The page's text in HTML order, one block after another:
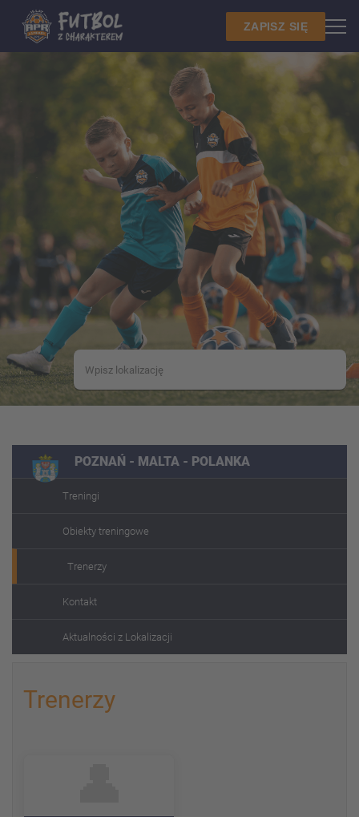
ZAPISZ SIĘ
POZNAŃ - MALTA - POLANKA
Treningi
Obiekty treningowe
Trenerzy
Kontakt
Aktualności z Lokalizacji
Trenerzy